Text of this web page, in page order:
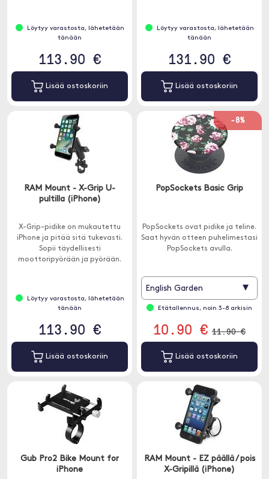
Löytyy varastosta, lähetetään
tänään
113.90 €
Lisää ostoskoriin
Löytyy varastosta, lähetetään
tänään
131.90 €
Lisää ostoskoriin
RAM Mount - X-Grip U-
pultilla (iPhone)
X-Grip-pidike on mukautettu
iPhone ja pitää sitä tukevasti.
Sopii täydellisesti
moottoripyörään ja pyörään.
Löytyy varastosta, lähetetään
tänään
113.90 €
Lisää ostoskoriin
-8%
PopSockets Basic Grip
PopSockets ovat pidike ja teline.
Saat hyvän otteen puhelimestasi
PopSockets avulla.
English Garden ▾
Etätallennus, noin 3-8 arkisin
10.90 € 11.90 €
Lisää ostoskoriin
Gub Pro2 Bike Mount for
iPhone
RAM Mount - EZ päällä / pois
X-Gripillä (iPhone)